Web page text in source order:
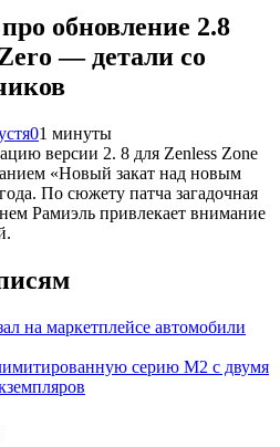
обновление 2.8
— детали со
01 минуты
версии 2. 8 для Zenless Zone
«Новый закат над новым
По сюжету патча загадочная
Рамиэль привлекает внимание
на маркетплейсе автомобили
серию M2 с двумя